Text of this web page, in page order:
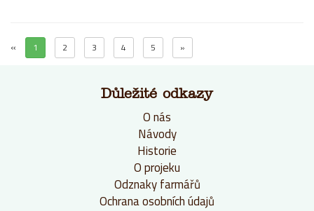
« 1 2 3 4 5 »
Důležité odkazy
O nás
Návody
Historie
O projeku
Odznaky farmářů
Ochrana osobních údajů